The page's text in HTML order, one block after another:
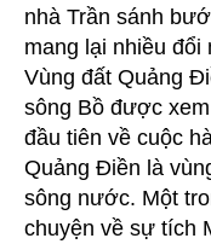
nhà Trần sánh
mang lại nhiều
Vùng đất Quảng
sông Bồ được
đầu tiên về cuộc
Quảng Điền là
sông nước. Một
chuyện về sự tích